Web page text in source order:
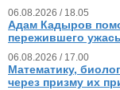
06.08.2026 / 18.05
Адам Кадыров
пережившего
06.08.2026 / 17.00
Математику,
через призму их